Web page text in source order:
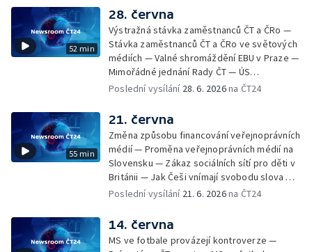
52 min
28. června
Výstražná stávka zaměstnanců ČT a ČRo —
Stávka zaměstnanců ČT a ČRo ve světových
médiích — Valné shromáždění EBU v Praze —
Mimořádné jednání Rady ČT — ÚS
předběžným opatřením vládě nařídil zajistit
Reforma veřejnoprávních médií v Maďarsku
— Kandidát ANO na pražského primátora
rezignoval ze všech funkcí — Mediální
přestřelka mezi Trumpem a Meloniovou —
Politická nestabilita ve Velké Británii —
Anketa Podcast roku — Regionální
žurnalistika — 17 let od úmrtí Michaela
Poslední vysílání 28. 6. 2026na ČT24
55 min
21. června
Změna způsobu financování veřejnoprávních
médií — Proměna veřejnoprávních médií na
Slovensku — Zákaz sociálních sítí pro děti v
Británii — Jak Češi vnímají svobodu slova —
Promyšlená akce čínských rozvědčíků,
americké novinářky — Nové slovenské
profesní sdružení Organizace nezávislé
žurnalistiky — Tři roky od zmizení ponorky
Poslední vysílání 21. 6. 2026na ČT24
14. června
MS ve fotbale provázejí kontroverze —